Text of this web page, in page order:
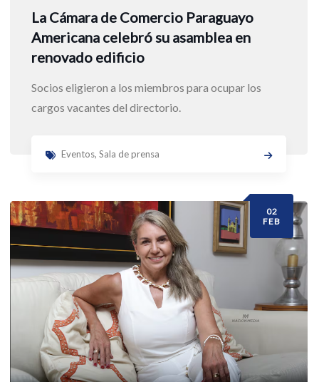
La Cámara de Comercio Paraguayo
Americana celebró su asamblea en
renovado edificio
Socios eligieron a los miembros para ocupar los
cargos vacantes del directorio.
Eventos, Sala de prensa
02
FEB